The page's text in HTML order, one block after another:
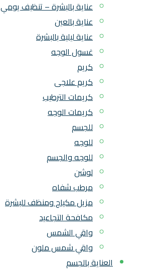
عناية بالبشرة – تنظيف يومي
عناية بالعين
عناية ليلية بالبشرة
غسول الوجه
كريم
كريم علاجى
كريمات الترطيب
كريمات الوجه
للجسم
للوجه
للوجه والجسم
لوشن
مرطب شفاه
مزيل مكياج ومنظف للبشرة
مكافحة التجاعيد
واقي الشمس
واقي شمس ملون
العناية بالجسم